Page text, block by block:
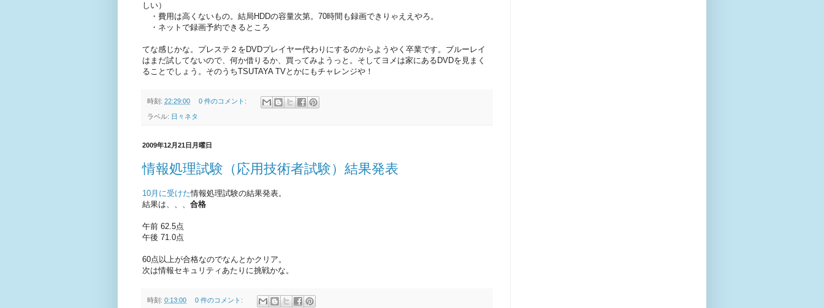
しい）
・費用は高くないもの。結局HDDの容量次第。70時間も録画できりゃええやろ。
・ネットで録画予約できるところ
てな感じかな。プレステ２をDVDプレイヤー代わりにするのからようやく卒業です。ブルーレイ
はまだ試してないので、何か借りるか、買ってみようっと。そしてヨメは家にあるDVDを見まく
ることでしょう。そのうちTSUTAYA TVとかにもチャレンジや！
時刻: 22:29:00 0 件のコメント:
ラベル: 日々ネタ
2009年12月21日月曜日
情報処理試験（応用技術者試験）結果発表
10月に受けた情報処理試験の結果発表。
結果は、、、 合格
午前 62.5点
午後 71.0点
60点以上が合格なのでなんとかクリア。
次は情報セキュリティあたりに挑戦かな。
時刻: 0:13:00 0 件のコメント: